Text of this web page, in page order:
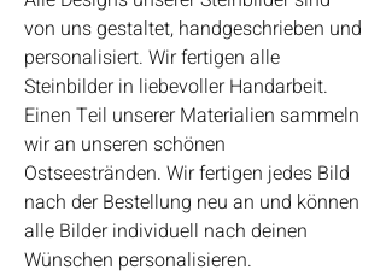
von uns gestaltet, handgeschrieben und
personalisiert. Wir fertigen alle
Steinbilder in liebevoller Handarbeit.
Einen Teil unserer Materialien sammeln
wir an unseren schönen
Ostseestränden. Wir fertigen jedes Bild
nach der Bestellung neu an und können
alle Bilder individuell nach deinen
Wünschen personalisieren.